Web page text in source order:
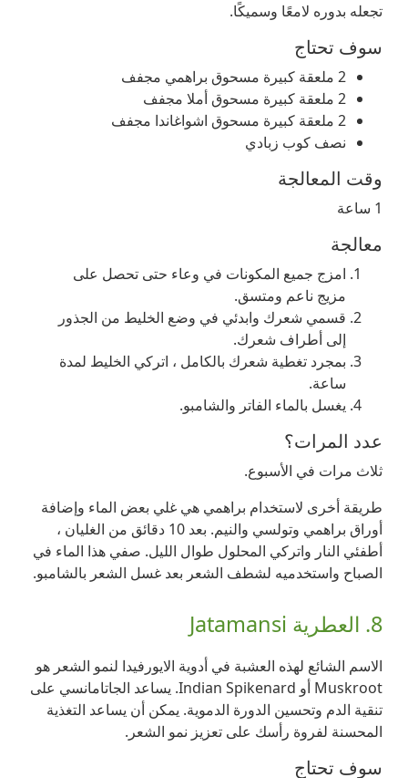
تجعله بدوره لامعًا وسميكًا.
سوف تحتاج
2 ملعقة كبيرة مسحوق براهمي مجفف
2 ملعقة كبيرة مسحوق أملا مجفف
2 ملعقة كبيرة مسحوق اشواغاندا مجفف
نصف كوب زبادي
وقت المعالجة
1 ساعة
معالجة
امزج جميع المكونات في وعاء حتى تحصل على
مزيج ناعم ومتسق.
قسمي شعرك وابدئي في وضع الخليط من الجذور
إلى أطراف شعرك.
بمجرد تغطية شعرك بالكامل ، اتركي الخليط لمدة
ساعة.
يغسل بالماء الفاتر والشامبو.
عدد المرات؟
ثلاث مرات في الأسبوع.
طريقة أخرى لاستخدام براهمي هي غلي بعض الماء وإضافة
أوراق براهمي وتولسي والنيم. بعد 10 دقائق من الغليان ،
أطفئي النار واتركي المحلول طوال الليل. صفي هذا الماء في
الصباح واستخدميه لشطف الشعر بعد غسل الشعر بالشامبو.
8. العطرية Jatamansi
الاسم الشائع لهذه العشبة في أدوية الايورفيدا لنمو الشعر هو
Muskroot أو Indian Spikenard. يساعد الجاتامانسي على
تنقية الدم وتحسين الدورة الدموية. يمكن أن يساعد التغذية
المحسنة لفروة رأسك على تعزيز نمو الشعر.
سوف تحتاج